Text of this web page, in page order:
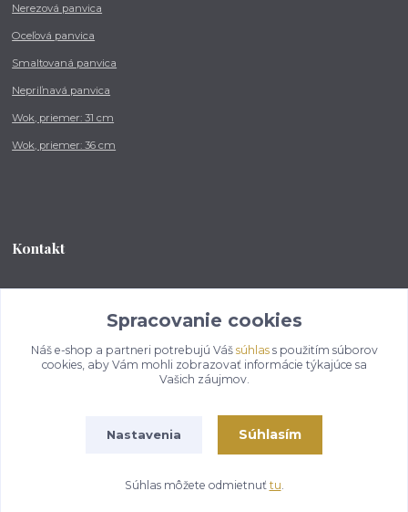
Nerezová panvica
Oceľová panvica
Smaltovaná panvica
Nepriľnavá panvica
Wok, priemer: 31 cm
Wok, priemer: 36 cm
Kontakt
od 8:00 - do 16:00 hod
info@kotlikovesupravy.sk
Vytvorené na
Eshop-rychlo.sk
Spracovanie cookies
Náš e-shop a partneri potrebujú Váš súhlass použitím súborov
cookies, aby Vám mohli zobrazovať informácie týkajúce sa
Vašich záujmov.
Nastavenia Súhlasím
Súhlas môžete odmietnuť tu